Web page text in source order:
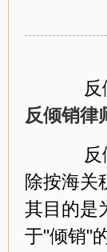
反倾
反倾销律
反倾
除按海关
其目的是
于"倾销"